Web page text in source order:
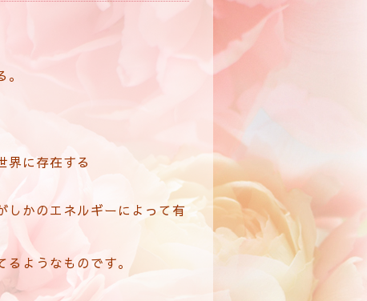
界に存在する
しかのエネルギーによって有
ようなものです。